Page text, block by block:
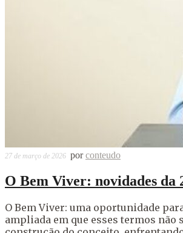
27 de março de 2026 porconteudo
O Bem Viver: novidades da
O Bem Viver: uma oportunidade
ampliada em que esses termos não